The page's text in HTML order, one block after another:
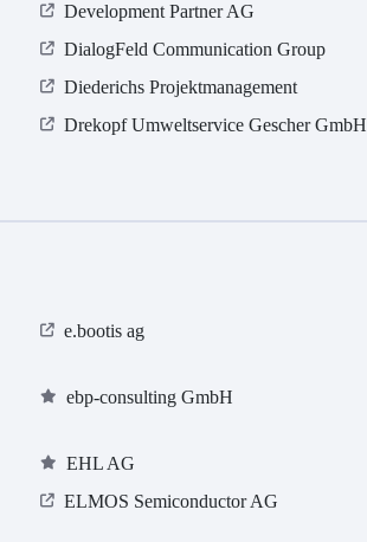
Development Partner AG
DialogFeld Communication Group
Diederichs Projektmanagement
Drekopf Umweltservice Gescher GmbH
e.bootis ag
ebp-consulting GmbH
EHL AG
ELMOS Semiconductor AG